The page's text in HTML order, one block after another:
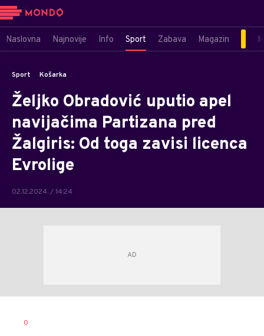
Naslovna Najnovije Info Sport Zabava Magazin
Sport Košarka
Željko Obradović uputio apel
navijačima Partizana pred
Žalgiris: Od toga zavisi licenca
Evrolige
02.12.2024. / 14:24
AUTOR
0